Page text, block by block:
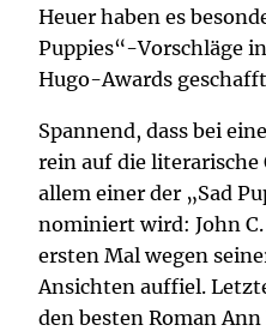
Heuer haben es
Puppies“-Vorschläge
Hugo-Awards
Spannend, dass bei
rein auf die
allem einer der „Sad
nominiert wird: John
ersten Mal wegen
Ansichten auffiel.
den besten Roman